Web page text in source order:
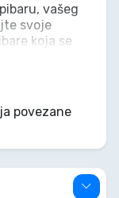
vašeg
svoje
koja se
prijatelj nije
ste
napora i
prijateljsko
krenu!
povezane